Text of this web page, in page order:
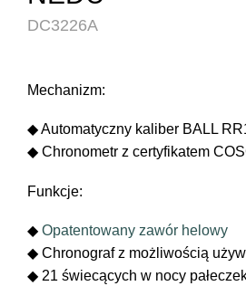
DC3226A
Mechanizm:
◆ Automatyczny kaliber BALL
◆ Chronometr z certyfikatem
Funkcje:
◆ Opatentowany zawór helowy
◆ Chronograf z możliwością
◆ 21 świecących w nocy
Engineer Master II
Fireman
Oficjalne Zegarki Kolejowe
Roadmaster
Trainmaster
Engineer Master II
Engineer III
Trainmaster
Fireman
Roadmaster